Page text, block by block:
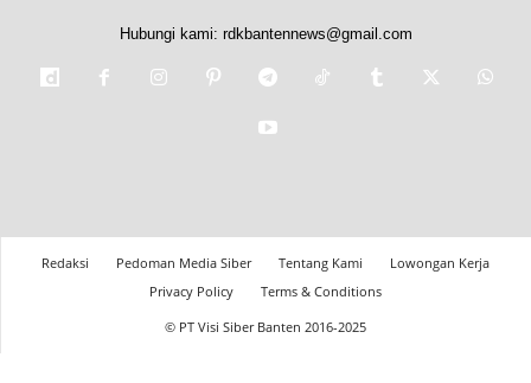
Hubungi kami: rdkbantennews@gmail.com
Redaksi Pedoman Media Siber Tentang Kami
Lowongan Kerja
Privacy Policy
Terms & Conditions
© PT Visi Siber Banten 2016-2025